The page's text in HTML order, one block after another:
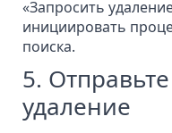
«Запросить
инициировать
поиска.
5.
удаление